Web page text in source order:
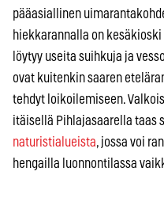
pääasiallinen
hiekkarannalla on
löytyy useita suihkuja ja
ovat kuitenkin saaren
tehdyt loikoilemiseen.
itäisellä Pihlajasaarella taas
naturistialueista, jossa voi
hengailla luonnontilassa